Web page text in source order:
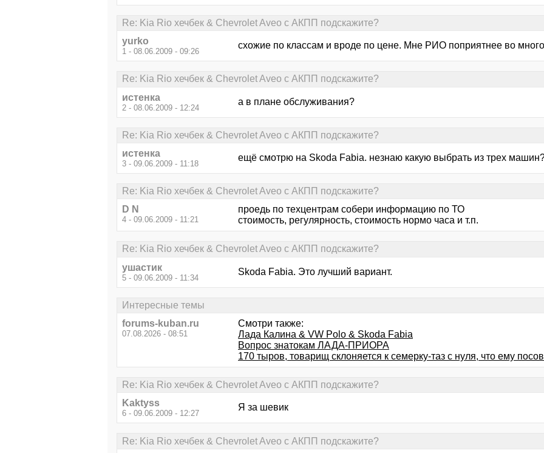
Re: Kia Rio хечбек & Chevrolet Aveo с АКПП подскажите?
yurko
1 - 08.06.2009 - 09:26
схожие по классам и вроде по цене. Мне РИО поприятнее во
Re: Kia Rio хечбек & Chevrolet Aveo с АКПП подскажите?
истенка
2 - 08.06.2009 - 12:24
а в плане обслуживания?
Re: Kia Rio хечбек & Chevrolet Aveo с АКПП подскажите?
истенка
3 - 09.06.2009 - 11:18
ещё смотрю на Skoda Fabia. незнаю какую выбрать из трех
Re: Kia Rio хечбек & Chevrolet Aveo с АКПП подскажите?
D N
4 - 09.06.2009 - 11:21
проедь по техцентрам собери информацию по ТО
стоимость, регулярность, стоимость нормо часа и т.п.
Re: Kia Rio хечбек & Chevrolet Aveo с АКПП подскажите?
ушастик
5 - 09.06.2009 - 11:34
Skoda Fabia. Это лучший вариант.
Интересные темы
forums-kuban.ru
07.08.2026 - 08:51
Смотри также:
Лада Калина & VW Polo & Skoda Fabia
Вопрос знатокам ЛАДА-ПРИОРА
170 тыров, товарищ склоняется к семерку-таз с нуля, что ему
Re: Kia Rio хечбек & Chevrolet Aveo с АКПП подскажите?
Kaktyss
6 - 09.06.2009 - 12:27
Я за шевик
Re: Kia Rio хечбек & Chevrolet Aveo с АКПП подскажите?